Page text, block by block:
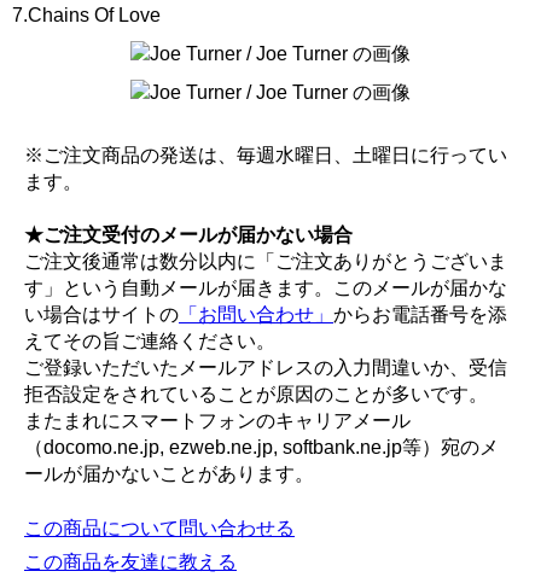
7.Chains Of Love
※ご注文商品の発送は、毎週水曜日、土曜日に行ってい
ます。
★ご注文受付のメールが届かない場合
ご注文後通常は数分以内に「ご注文ありがとうございま
す」という自動メールが届きます。このメールが届かな
い場合はサイトの 「お問い合わせ」 からお電話番号を添
えてその旨ご連絡ください。
ご登録いただいたメールアドレスの入力間違いか、受信
拒否設定をされていることが原因のことが多いです。
またまれにスマートフォンのキャリアメール
（docomo.ne.jp, ezweb.ne.jp, softbank.ne.jp等）宛のメ
ールが届かないことがあります。
この商品について問い合わせる
この商品を友達に教える